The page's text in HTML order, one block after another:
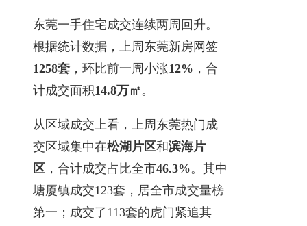
东莞一手住宅成交连续两周回升。
根据统计数据，上周东莞新房网签
1258套 ，环比前一周小涨12% ，合
计成交面积14.8万㎡ 。
从区域成交上看，上周东莞热门成
交区域集中在松湖片区和滨海片
区 ，合计成交占比全市46.3%。其中
塘厦镇成交123套，居全市成交量榜
第一；成交了113套的虎门紧追其